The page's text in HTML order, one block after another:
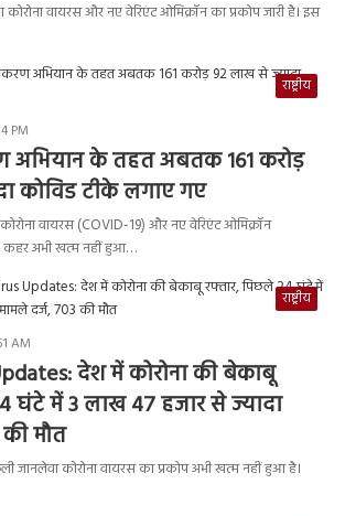
कोरोना वायरस और नए वेरिएंट ओमिक्रॉन का प्रकोप जारी है। इस
राष्ट्रीय
PM
अभियान के तहत अबतक 161 करोड़
कोविड टीके लगाए गए
वायरस (COVID-19) और नए वेरिएंट ओमिक्रॉन
अभी खत्म नहीं हुआ…
राष्ट्रीय
AM
देश में कोरोना की बेकाबू
घंटे में 3 लाख 47 हजार से ज्यादा
मौत
जानलेवा कोरोना वायरस का प्रकोप अभी खत्म नहीं हुआ है।